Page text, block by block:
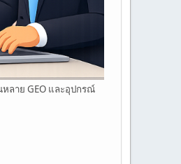
ลาย GEO และอุปกรณ์